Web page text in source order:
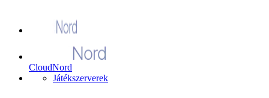
CloudNord
Játékszerverek